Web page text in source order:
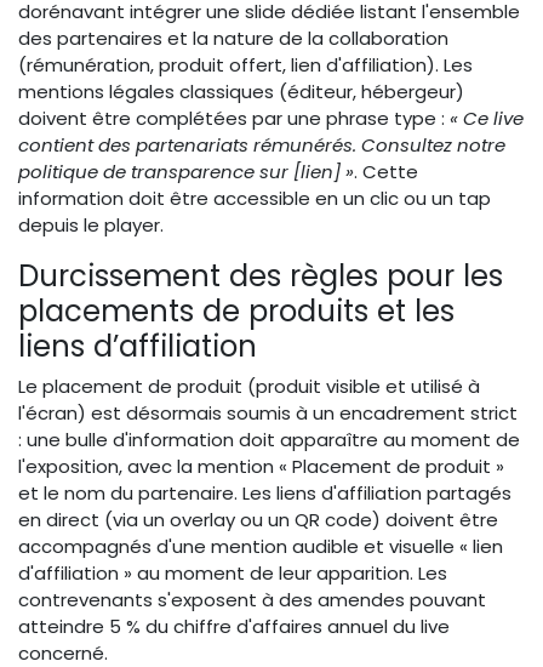
dorénavant intégrer une slide dédiée listant l'ensemble
des partenaires et la nature de la collaboration
(rémunération, produit offert, lien d'affiliation). Les
mentions légales classiques (éditeur, hébergeur)
doivent être complétées par une phrase type : « Ce live
contient des partenariats rémunérés. Consultez notre
politique de transparence sur [lien] ». Cette
information doit être accessible en un clic ou un tap
depuis le player.
Durcissement des règles pour les
placements de produits et les
liens d’affiliation
Le placement de produit (produit visible et utilisé à
l'écran) est désormais soumis à un encadrement strict
: une bulle d'information doit apparaître au moment de
l'exposition, avec la mention « Placement de produit »
et le nom du partenaire. Les liens d'affiliation partagés
en direct (via un overlay ou un QR code) doivent être
accompagnés d'une mention audible et visuelle « lien
d'affiliation » au moment de leur apparition. Les
contrevenants s'exposent à des amendes pouvant
atteindre 5 % du chiffre d'affaires annuel du live
concerné.